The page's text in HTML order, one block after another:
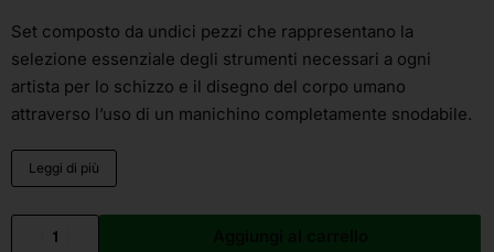
Set composto da undici pezzi che rappresentano la
selezione essenziale degli strumenti necessari a ogni
artista per lo schizzo e il disegno del corpo umano
attraverso l’uso di un manichino completamente snodabile.
Leggi di più